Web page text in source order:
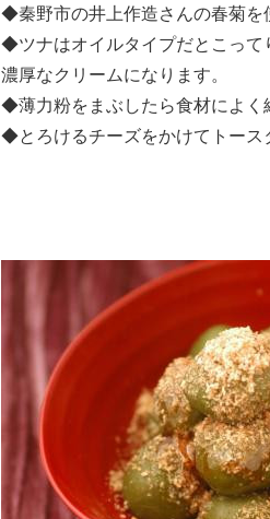
◆秦野市の井上作造さんの春菊を
◆ツナはオイルタイプだとこって
濃厚なクリームになります。
◆薄力粉をまぶしたら食材によく
◆とろけるチーズをかけてトース